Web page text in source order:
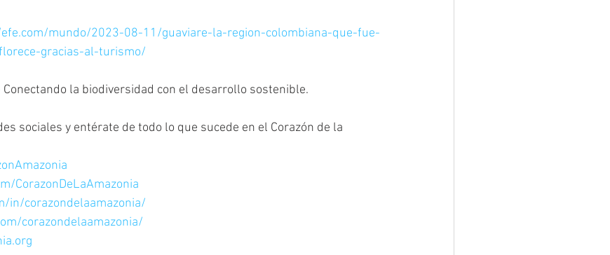
mundo/2023-08-11/guaviare-la-region-colombiana-que-fue-
gracias-al-turismo/
Conectando la biodiversidad con el desarrollo sostenible.
sociales y entérate de todo lo que sucede en el Corazón de la
CorazonDeLaAmazonia
in/corazondelaamazonia/
corazondelaamazonia/